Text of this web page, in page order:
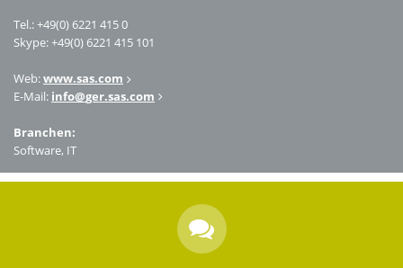
Tel.: +49(0) 6221 415 0
Skype: +49(0) 6221 415 101
Web:www.sas.com
E-Mail: info@ger.sas.com
Branchen:
Software, IT